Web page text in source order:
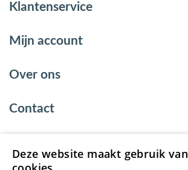
Klantenservice
Mijn account
Over ons
Contact
© 2026 - EnergyBy
Deze website maakt gebruik van